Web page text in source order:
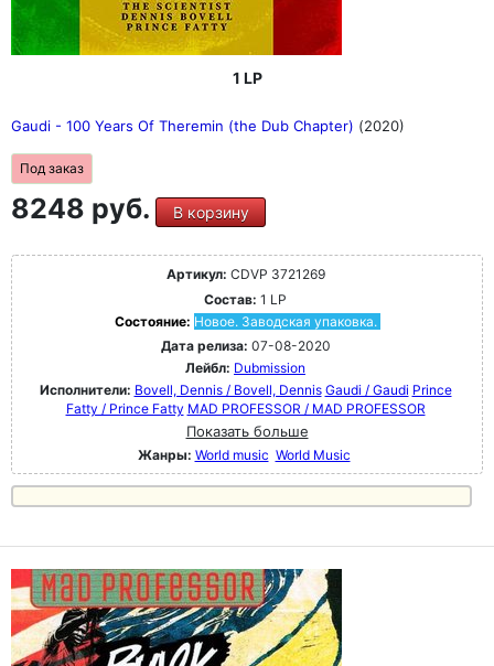
1 LP
Gaudi - 100 Years Of Theremin (the Dub Chapter) (2020)
Под заказ
8248 руб. В корзину
Артикул: CDVP 3721269
Состав: 1 LP
Состояние: Новое. Заводская упаковка.
Дата релиза: 07-08-2020
Лейбл: Dubmission
Исполнители: Bovell, Dennis / Bovell, Dennis Gaudi / Gaudi Prince
Fatty / Prince Fatty MAD PROFESSOR / MAD PROFESSOR
Показать больше
Жанры: World music World Music